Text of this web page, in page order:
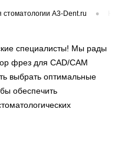
A3-Dent.ru •
специалисты! Мы рады
фрез для CAD/CAM
выбрать оптимальные
обеспечить